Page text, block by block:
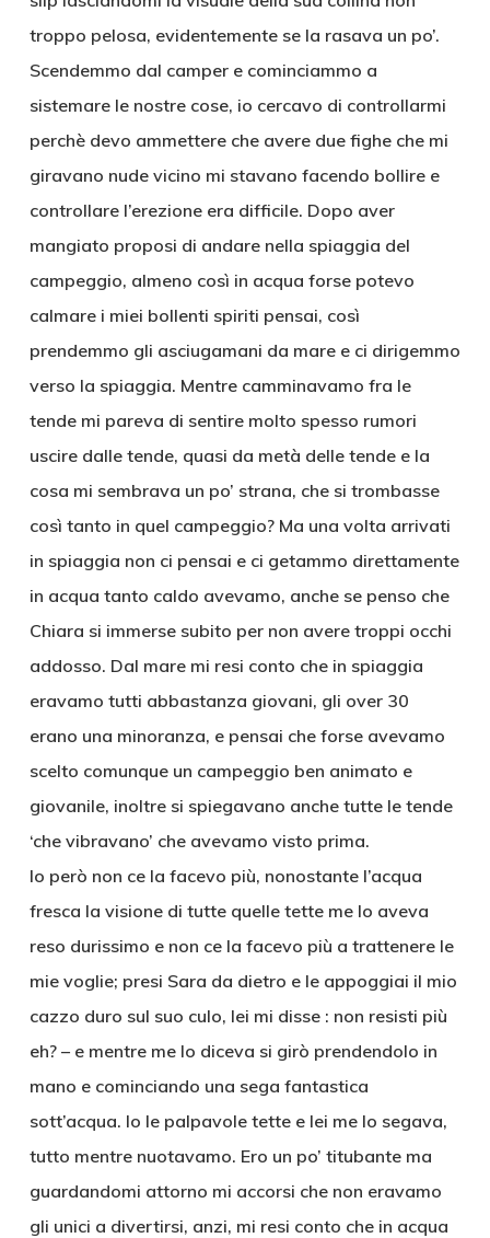
troppo pelosa, evidentemente se la rasava un po’.
Scendemmo dal camper e cominciammo a
sistemare le nostre cose, io cercavo di controllarmi
perchè devo ammettere che avere due fighe che mi
giravano nude vicino mi stavano facendo bollire e
controllare l’erezione era difficile. Dopo aver
mangiato proposi di andare nella spiaggia del
campeggio, almeno così in acqua forse potevo
calmare i miei bollenti spiriti pensai, così
prendemmo gli asciugamani da mare e ci dirigemmo
verso la spiaggia. Mentre camminavamo fra le
tende mi pareva di sentire molto spesso rumori
uscire dalle tende, quasi da metà delle tende e la
cosa mi sembrava un po’ strana, che si trombasse
così tanto in quel campeggio? Ma una volta arrivati
in spiaggia non ci pensai e ci getammo direttamente
in acqua tanto caldo avevamo, anche se penso che
Chiara si immerse subito per non avere troppi occhi
addosso. Dal mare mi resi conto che in spiaggia
eravamo tutti abbastanza giovani, gli over 30
erano una minoranza, e pensai che forse avevamo
scelto comunque un campeggio ben animato e
giovanile, inoltre si spiegavano anche tutte le tende
‘che vibravano’ che avevamo visto prima.
Io però non ce la facevo più, nonostante l’acqua
fresca la visione di tutte quelle tette me lo aveva
reso durissimo e non ce la facevo più a trattenere le
mie voglie; presi Sara da dietro e le appoggiai il mio
cazzo duro sul suo culo, lei mi disse : non resisti più
eh? – e mentre me lo diceva si girò prendendolo in
mano e cominciando una sega fantastica
sott’acqua. Io le palpavole tette e lei me lo segava,
tutto mentre nuotavamo. Ero un po’ titubante ma
guardandomi attorno mi accorsi che non eravamo
gli unici a divertirsi, anzi, mi resi conto che in acqua